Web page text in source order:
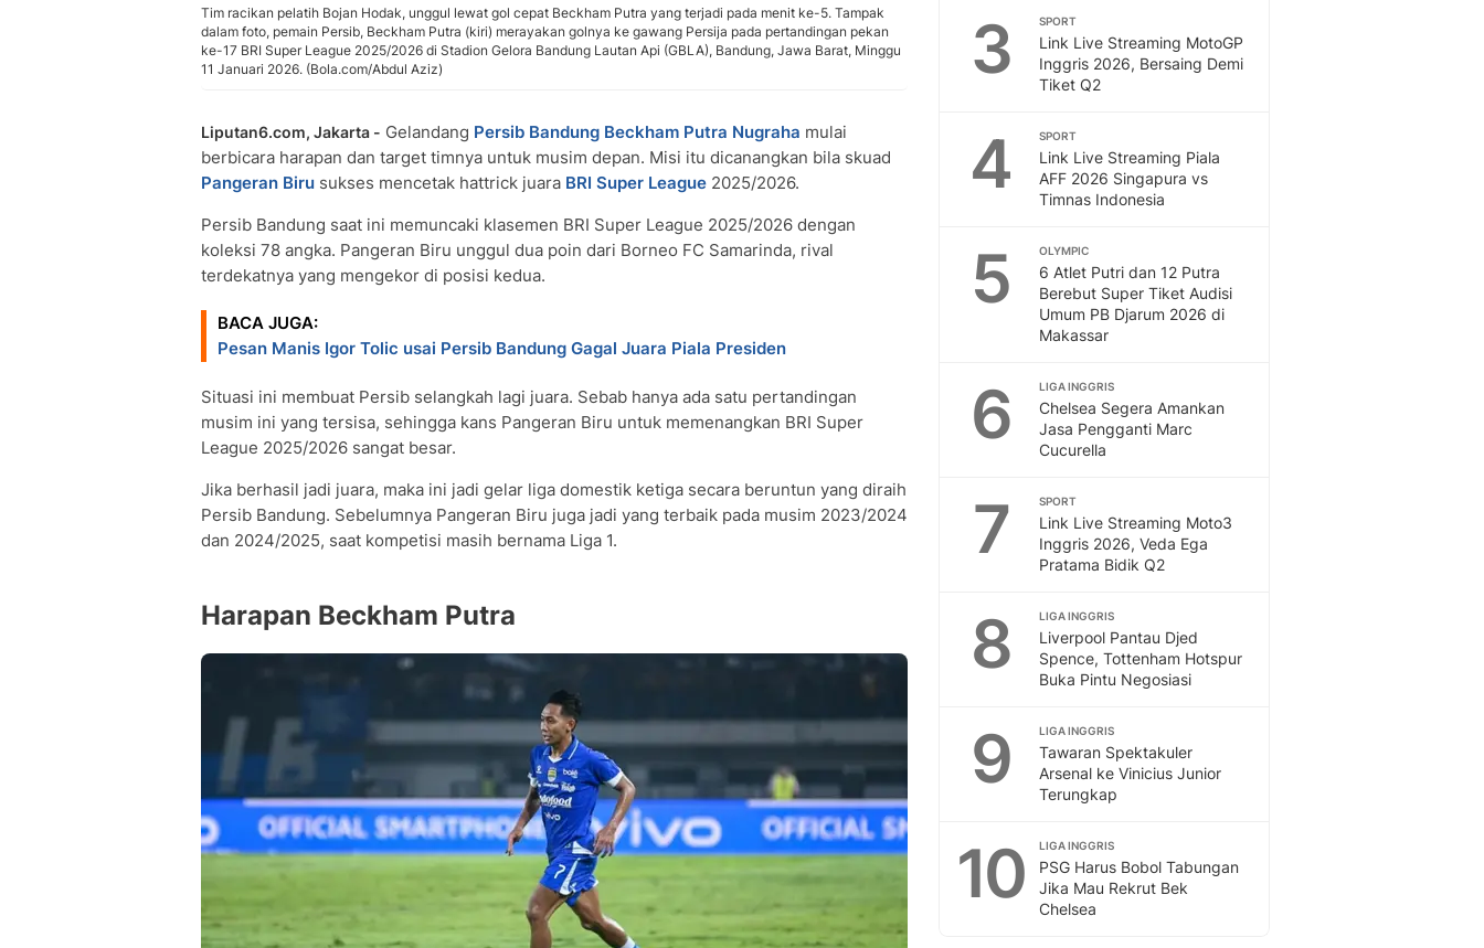
Tim racikan pelatih Bojan Hodak, unggul lewat gol cepat Beckham Putra yang terjadi pada menit ke-5. Tampak
dalam foto, pemain Persib, Beckham Putra (kiri) merayakan golnya ke gawang Persija pada pertandingan pekan
ke-17 BRI Super League 2025/2026 di Stadion Gelora Bandung Lautan Api (GBLA), Bandung, Jawa Barat, Minggu
11 Januari 2026. (Bola.com/Abdul Aziz)
Liputan6.com, Jakarta - Gelandang Persib Bandung Beckham Putra Nugraha mulai
berbicara harapan dan target timnya untuk musim depan. Misi itu dicanangkan bila skuad
Pangeran Biru sukses mencetak hattrick juara BRI Super League 2025/2026.
Persib Bandung saat ini memuncaki klasemen BRI Super League 2025/2026 dengan
koleksi 78 angka. Pangeran Biru unggul dua poin dari Borneo FC Samarinda, rival
terdekatnya yang mengekor di posisi kedua.
BACA JUGA:
Pesan Manis Igor Tolic usai Persib Bandung Gagal Juara Piala Presiden
Situasi ini membuat Persib selangkah lagi juara. Sebab hanya ada satu pertandingan
musim ini yang tersisa, sehingga kans Pangeran Biru untuk memenangkan BRI Super
League 2025/2026 sangat besar.
Jika berhasil jadi juara, maka ini jadi gelar liga domestik ketiga secara beruntun yang diraih
Persib Bandung. Sebelumnya Pangeran Biru juga jadi yang terbaik pada musim 2023/2024
dan 2024/2025, saat kompetisi masih bernama Liga 1.
Harapan Beckham Putra
3 SPORT
Link Live Streaming MotoGP
Inggris 2026, Bersaing Demi
Tiket Q2
4 SPORT
Link Live Streaming Piala
AFF 2026 Singapura vs
Timnas Indonesia
5 OLYMPIC
6 Atlet Putri dan 12 Putra
Berebut Super Tiket Audisi
Umum PB Djarum 2026 di
Makassar
6 LIGA INGGRIS
Chelsea Segera Amankan
Jasa Pengganti Marc
Cucurella
7 SPORT
Link Live Streaming Moto3
Inggris 2026, Veda Ega
Pratama Bidik Q2
8 LIGA INGGRIS
Liverpool Pantau Djed
Spence, Tottenham Hotspur
Buka Pintu Negosiasi
9 LIGA INGGRIS
Tawaran Spektakuler
Arsenal ke Vinicius Junior
Terungkap
10 LIGA INGGRIS
PSG Harus Bobol Tabungan
Jika Mau Rekrut Bek
Chelsea